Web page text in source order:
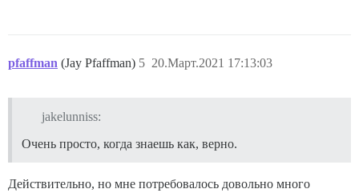
pfaffman (Jay Pfaffman) 20.Март.2021 17:13:03
5
jakelunniss:
Очень просто, когда знаешь как, верно.
Действительно, но мне потребовалось довольно много